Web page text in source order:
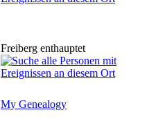
Freiberg enthauptet
My Genealogy